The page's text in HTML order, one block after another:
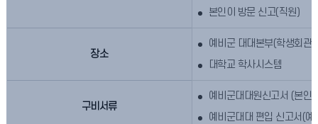
본인이 방문 신고(직원)
장소
예비군 대대본부(학생회관
대학교 학사시스템
구비서류
예비군대대원신고서 (본인
예비군대대 편입 신고서(예